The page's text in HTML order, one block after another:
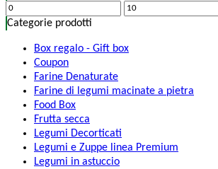
Categorie prodotti
Box regalo - Gift box
Coupon
Farine Denaturate
Farine di legumi macinate a pietra
Food Box
Frutta secca
Legumi Decorticati
Legumi e Zuppe linea Premium
Legumi in astuccio